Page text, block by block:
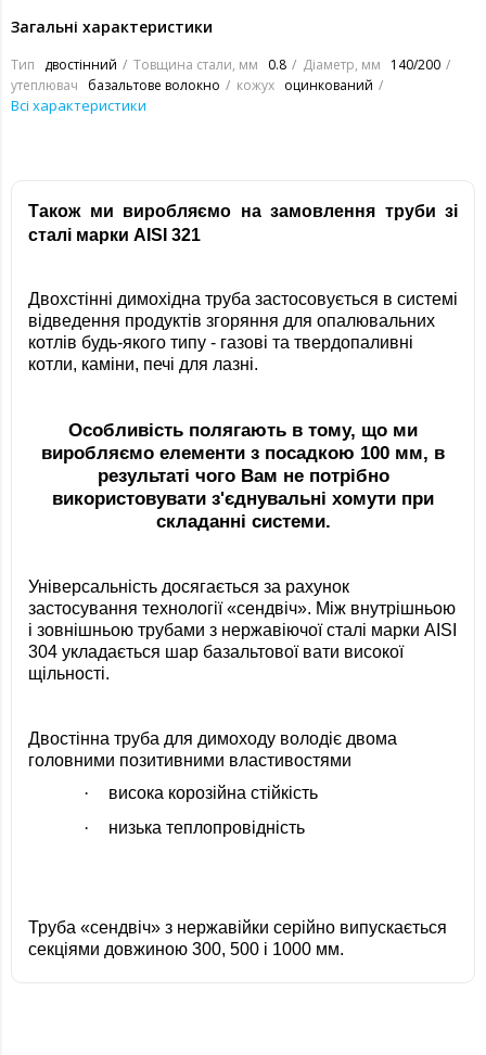
Загальні характеристики
Тип двостінний Товщина стали, мм 0.8 Діаметр, мм
140/200
утеплювач
базальтове волокно кожух оцинкований
Всі характеристики
Також ми виробляємо на замовлення труби зі
сталі марки AISI 321
Двохстінні димохідна труба застосовується в системі
відведення продуктів згоряння для опалювальних
котлів будь-якого типу - газові та твердопаливні
котли, каміни, печі для лазні.
Особливість полягають в тому, що ми
виробляємо елементи з посадкою 100 мм, в
результаті чого Вам не потрібно
використовувати з'єднувальні хомути при
складанні системи.
Універсальність досягається за рахунок
застосування технології «сендвіч». Між внутрішньою
і зовнішньою трубами з нержавіючої сталі марки AISI
304 укладається шар базальтової вати високої
щільності.
Двостінна труба для димоходу володіє двома
головними позитивними властивостями
·
висока корозійна стійкість
·
низька теплопровідність
Труба «сендвіч» з нержавійки серійно випускається
секціями довжиною 300, 500 і 1000 мм.